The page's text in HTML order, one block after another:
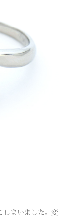
しまいました。変